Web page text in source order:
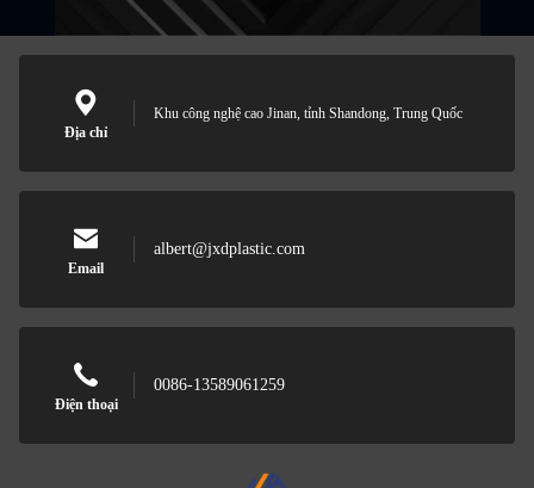
Địa chỉ
Khu công nghệ cao Jinan, tỉnh Shandong, Trung Quốc
Email
albert@jxdplastic.com
Điện thoại
0086-13589061259